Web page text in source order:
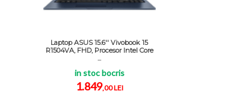
Laptop ASUS 15.6'' Vivobook 15
R1504VA, FHD, Procesor Intel Core
...
in stoc bocris
1.849,00 LEI